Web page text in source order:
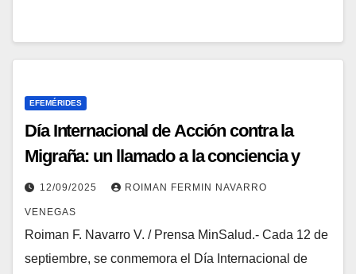
EFEMÉRIDES
Día Internacional de Acción contra la
Migraña: un llamado a la conciencia y
apoyo a quienes padecen esta
enfermedad neurológica
12/09/2025 ROIMAN FERMIN NAVARRO
VENEGAS
Roiman F. Navarro V. / Prensa MinSalud.- Cada 12 de
septiembre, se conmemora el Día Internacional de